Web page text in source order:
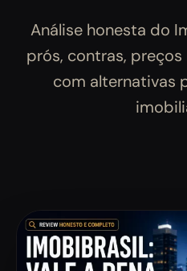
Análise honesta do
prós, contras,
com alternativas